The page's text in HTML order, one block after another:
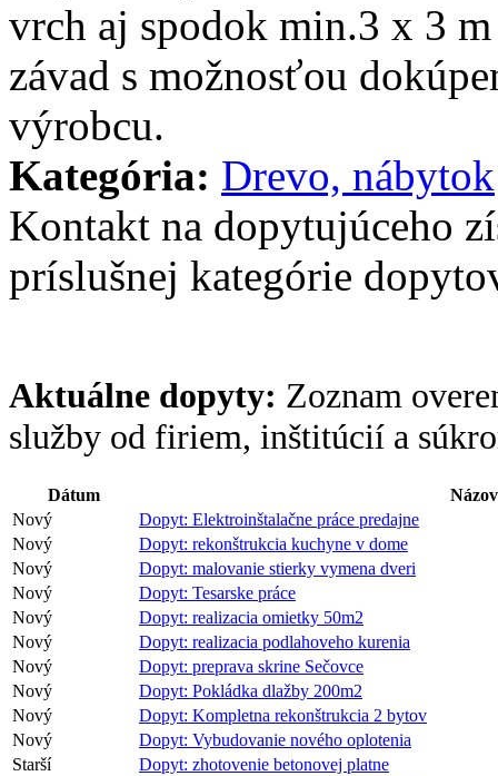
vrch aj spodok min.3 x 3
závad s možnosťou
výrobcu.
Kategória: Drevo, nábytok
Kontakt na dopytujúceho
príslušnej kategórie
Aktuálne dopyty: Zoznam
služby od firiem, inštitúcií a
Dátum
Názov
Nový
Dopyt: Elektroinštalačne práce predajne
Nový
Dopyt: rekonštrukcia kuchyne v dome
Nový
Dopyt: malovanie stierky vymena dveri
Nový
Dopyt: Tesarske práce
Nový
Dopyt: realizacia omietky 50m2
Nový
Dopyt: realizacia podlahoveho kurenia
Nový
Dopyt: preprava skrine Sečovce
Nový
Dopyt: Pokládka dlažby 200m2
Nový
Dopyt: Kompletna rekonštrukcia 2 bytov
Nový
Dopyt: Vybudovanie nového oplotenia
Starší
Dopyt: zhotovenie betonovej platne